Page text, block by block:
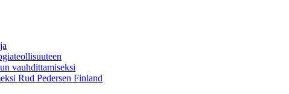
vauhdittamiseksi
Rud Pedersen Finland